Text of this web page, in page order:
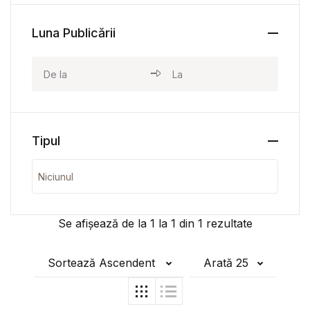
Se afișează de la 1 la 1 din 1 rezultate
Sortează Ascendent Arată 25
Luna Publicării
Tipul